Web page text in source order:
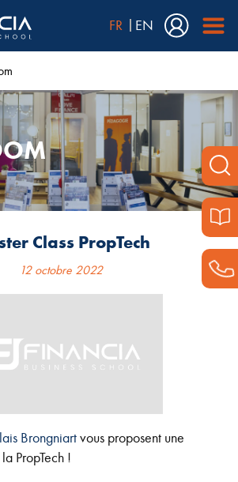
FR EN
Class PropTech
12 octobre 2022
Brongniartvous proposent une
PropTech !